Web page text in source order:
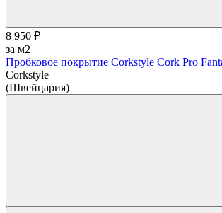
8 950 ₽
за м2
Пробковое покрытие Corkstyle Cork Pro
Corkstyle
(Швейцария)